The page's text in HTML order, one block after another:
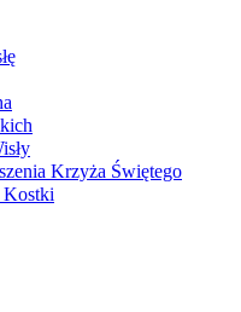
Krzyża Świętego
Kostki